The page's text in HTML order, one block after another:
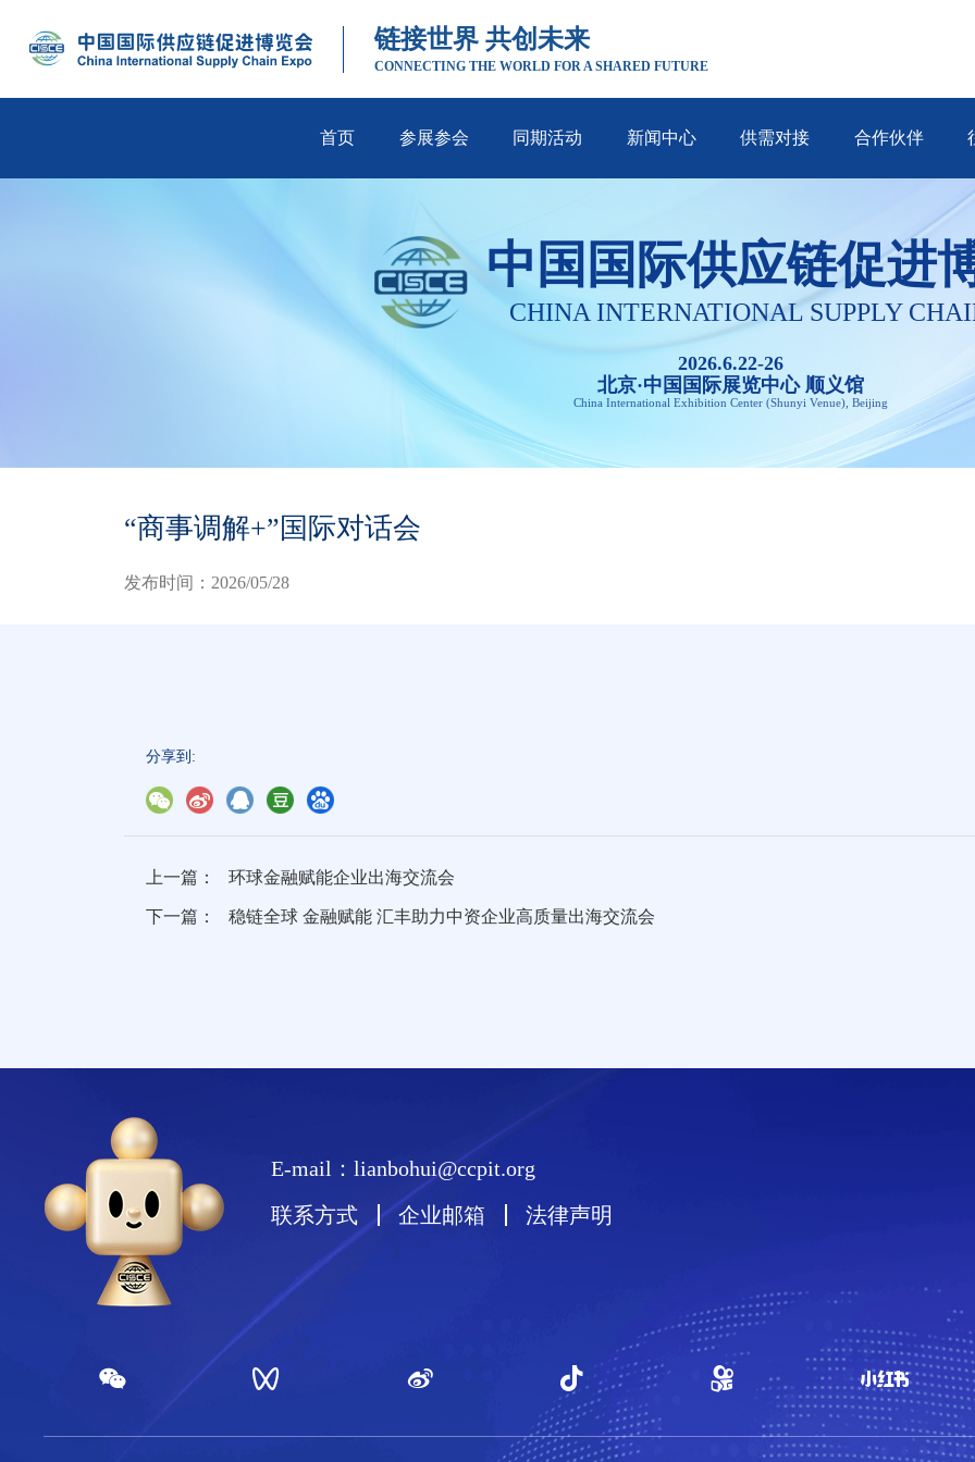
链接世界 共创未来
CONNECTING THE WORLD FOR A SHARED FUTURE
首页 参展参会 同期活动 新闻中心 供需对接 合作伙伴
中国国际供应链促进
CHINA INTERNATIONAL SUPPLY
2026.6.22-26
北京·中国国际展览中心 顺义馆
China International Exhibition Center (Shunyi Venue), Beijing
“商事调解+”国际对话会
发布时间：2026/05/28
分享到:
上一篇： 环球金融赋能企业出海交流会
下一篇： 稳链全球 金融赋能 汇丰助力中资企业高质量出海交流会
E-mail：lianbohui@ccpit.org
联系方式
企业邮箱 法律声明